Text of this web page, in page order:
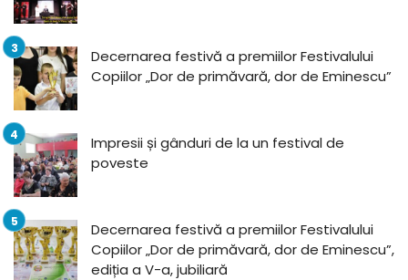
Decernarea festivă a premiilor Festivalului
Copiilor „Dor de primăvară, dor de Eminescu”
Impresii și gânduri de la un festival de
poveste
Decernarea festivă a premiilor Festivalului
Copiilor „Dor de primăvară, dor de Eminescu”,
ediția a V-a, jubiliară